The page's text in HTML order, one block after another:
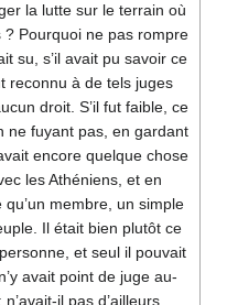
la lutte sur le terrain où
? Pourquoi ne pas rompre
su, s’il avait pu savoir ce
reconnu à de tels juges
droit. S’il fut faible, ce
ne fuyant pas, en gardant
encore quelque chose
les Athéniens, et en
qu’un membre, un simple
Il était bien plutôt ce
et seul il pouvait
avait point de juge au-
il pas d’ailleurs